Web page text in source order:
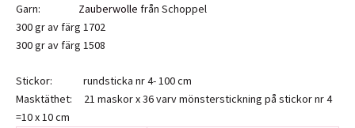
Garn: Zauberwolle från Schoppel
300 gr av färg 1702
300 gr av färg 1508
Stickor: rundsticka nr 4- 100 cm
Masktäthet: 21 maskor x 36 varv mönsterstickning på stickor nr 4
=10 x 10 cm